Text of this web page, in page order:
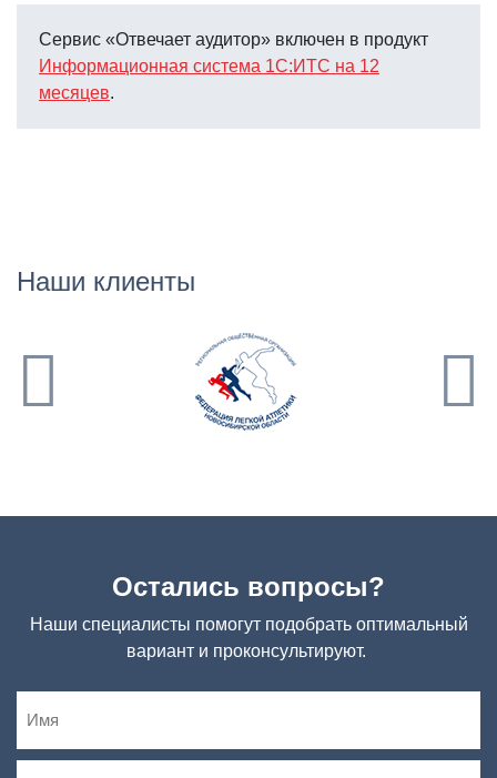
Сервис «Отвечает аудитор» включен в продукт
Информационная система 1С:ИТС на 12
месяцев.
Наши клиенты
Остались вопросы?
Наши специалисты помогут подобрать оптимальный
вариант и проконсультируют.